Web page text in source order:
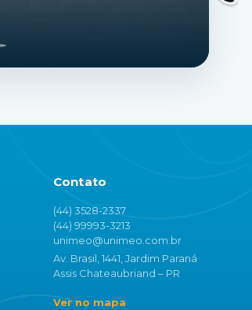
Contato
(44) 3528-2337
(44) 99993-3213
unimeo@unimeo.com.br
Av. Brasil, 1441, Jardim Paraná
Assis Chateaubriand – PR
Ver no mapa